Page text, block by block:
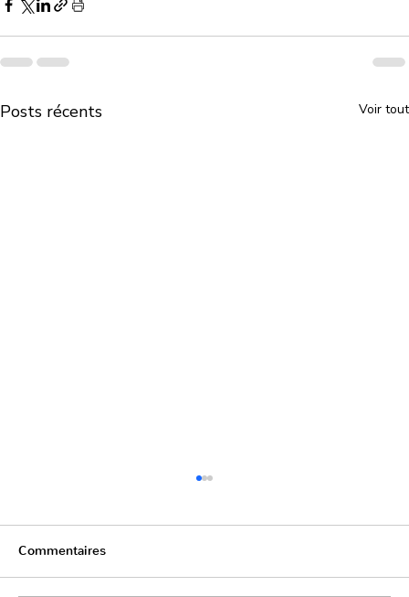
Posts récents Voir tout
Commentaires